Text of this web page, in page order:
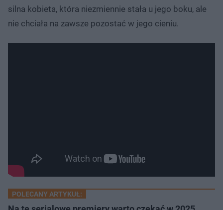
silna kobieta, która niezmiennie stała u jego boku, ale
nie chciała na zawsze pozostać w jego cieniu.
POLECANY ARTYKUŁ: